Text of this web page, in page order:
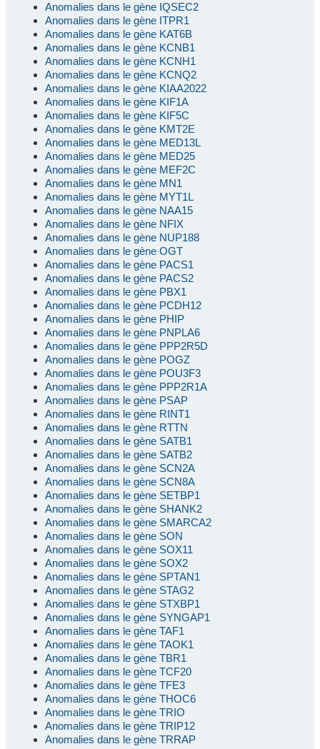
Anomalies dans le gène IQSEC2
Anomalies dans le gène ITPR1
Anomalies dans le gène KAT6B
Anomalies dans le gène KCNB1
Anomalies dans le gène KCNH1
Anomalies dans le gène KCNQ2
Anomalies dans le gène KIAA2022
Anomalies dans le gène KIF1A
Anomalies dans le gène KIF5C
Anomalies dans le gène KMT2E
Anomalies dans le gène MED13L
Anomalies dans le gène MED25
Anomalies dans le gène MEF2C
Anomalies dans le gène MN1
Anomalies dans le gène MYT1L
Anomalies dans le gène NAA15
Anomalies dans le gène NFIX
Anomalies dans le gène NUP188
Anomalies dans le gène OGT
Anomalies dans le gène PACS1
Anomalies dans le gène PACS2
Anomalies dans le gène PBX1
Anomalies dans le gène PCDH12
Anomalies dans le gène PHIP
Anomalies dans le gène PNPLA6
Anomalies dans le gène PPP2R5D
Anomalies dans le gène POGZ
Anomalies dans le gène POU3F3
Anomalies dans le gène PPP2R1A
Anomalies dans le gène PSAP
Anomalies dans le gène RINT1
Anomalies dans le gène RTTN
Anomalies dans le gène SATB1
Anomalies dans le gène SATB2
Anomalies dans le gène SCN2A
Anomalies dans le gène SCN8A
Anomalies dans le gène SETBP1
Anomalies dans le gène SHANK2
Anomalies dans le gène SMARCA2
Anomalies dans le gène SON
Anomalies dans le gène SOX11
Anomalies dans le gène SOX2
Anomalies dans le gène SPTAN1
Anomalies dans le gène STAG2
Anomalies dans le gène STXBP1
Anomalies dans le gène SYNGAP1
Anomalies dans le gène TAF1
Anomalies dans le gène TAOK1
Anomalies dans le gène TBR1
Anomalies dans le gène TCF20
Anomalies dans le gène TFE3
Anomalies dans le gène THOC6
Anomalies dans le gène TRIO
Anomalies dans le gène TRIP12
Anomalies dans le gène TRRAP